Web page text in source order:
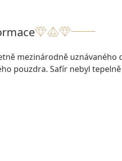
mezinárodně uznávaného
pouzdra. Safír nebyl